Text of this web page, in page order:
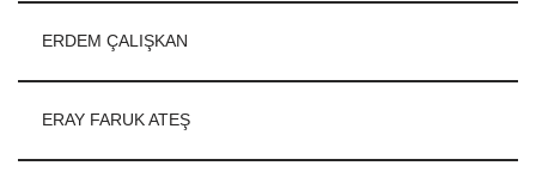
ERDEM ÇALIŞKAN
ERAY FARUK ATEŞ